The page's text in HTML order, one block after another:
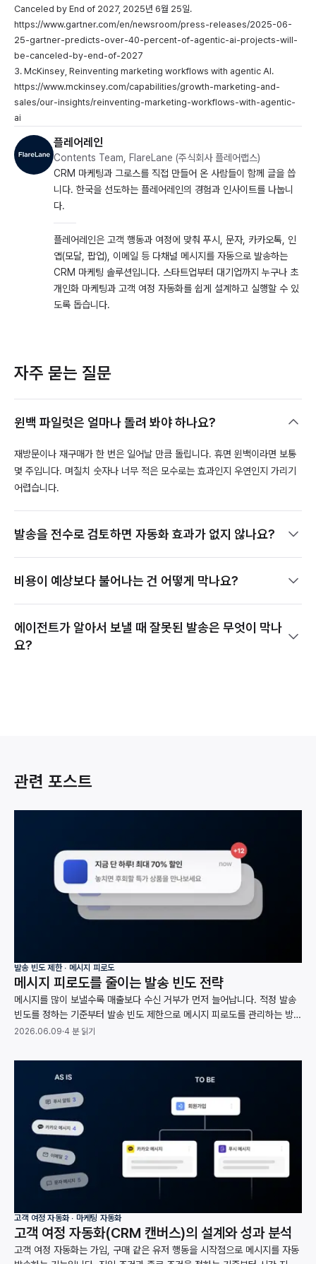
Canceled by End of 2027, 2025년 6월 25일.
https://www.gartner.com/en/newsroom/press-releases/2025-06-
25-gartner-predicts-over-40-percent-of-agentic-ai-projects-will-
be-canceled-by-end-of-2027
3. McKinsey, Reinventing marketing workflows with agentic AI.
https://www.mckinsey.com/capabilities/growth-marketing-and-
sales/our-insights/reinventing-marketing-workflows-with-agentic-
ai
플레어레인
Contents Team, FlareLane (주식회사 플레어랩스)
CRM 마케팅과 그로스를 직접 만들어 온 사람들이 함께 글을 씁
니다. 한국을 선도하는 플레어레인의 경험과 인사이트를 나눕니
다.
플레어레인은 고객 행동과 여정에 맞춰 푸시, 문자, 카카오톡, 인
앱(모달, 팝업), 이메일 등 다채널 메시지를 자동으로 발송하는
CRM 마케팅 솔루션입니다. 스타트업부터 대기업까지 누구나 초
개인화 마케팅과 고객 여정 자동화를 쉽게 설계하고 실행할 수 있
도록 돕습니다.
자주 묻는 질문
윈백 파일럿은 얼마나 돌려 봐야 하나요?
재방문이나 재구매가 한 번은 일어날 만큼 돌립니다. 휴면 윈백이라면 보통
몇 주입니다. 며칠치 숫자나 너무 적은 모수로는 효과인지 우연인지 가리기
어렵습니다.
발송을 전수로 검토하면 자동화 효과가 없지 않나요?
비용이 예상보다 불어나는 건 어떻게 막나요?
에이전트가 알아서 보낼 때 잘못된 발송은 무엇이 막나
요?
관련 포스트
발송 빈도 제한 ∙ 메시지 피로도
메시지 피로도를 줄이는 발송 빈도 전략
메시지를 많이 보낼수록 매출보다 수신 거부가 먼저 늘어납니다. 적정 발송
빈도를 정하는 기준부터 발송 빈도 제한으로 메시지 피로도를 관리하는 방법
까지, 채널별 수신 거부 데이터와 함께 정리했습니다.
2026.06.09·4 분 읽기
고객 여정 자동화 ∙ 마케팅 자동화
고객 여정 자동화(CRM 캔버스)의 설계와 성과 분석
고객 여정 자동화는 가입, 구매 같은 유저 행동을 시작점으로 메시지를 자동